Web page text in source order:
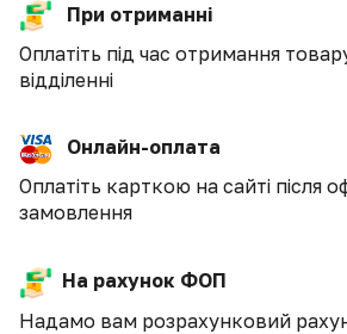
При отриманні
Оплатіть під час отримання
відділенні
Онлайн-оплата
Оплатіть карткою на сайті після
замовлення
На рахунок ФОП
Надамо вам розрахунковий